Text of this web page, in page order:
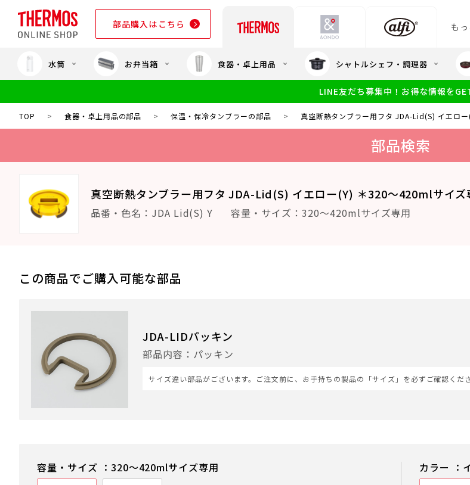
部品購入はこちら も
部品購入はこちら
食洗機対応 幼児・園児向け水
小学生 中・高学年向け水筒
水筒 お弁当箱 食器・卓上用品 シャトルシェフ・調理器
LINE友だち募集中！お得な情報を
TOP > 食器・卓上用品の部品 > 保温・保冷タンブラーの部品 > 真空断熱タンブラー用フタ JDA-Lid(S) イエロ
部品検索
真空断熱タンブラー用フタ JDA-Lid(S) イエロー(Y) ＊320～420mlサイズ
品番・色名：JDA Lid(S) Y 容量・サイズ：320～420mlサイズ専用
この商品でご購入可能な部品
JDA-LIDパッキン
部品内容：パッキン
サイズ違い部品がございます。ご注文前に、お手持ちの製品の「サイズ」を必ずご確認くださ
容量・サイズ ：320～420mlサイズ専用
カラー ：